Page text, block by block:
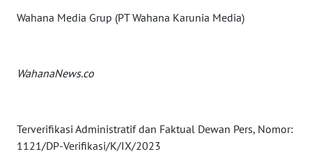
Wahana Media Grup (PT Wahana Karunia Media)
WahanaNews.co
Terverifikasi Administratif dan Faktual Dewan Pers, Nomor:
1121/DP-Verifikasi/K/IX/2023
NUSANTARA
SERBA-